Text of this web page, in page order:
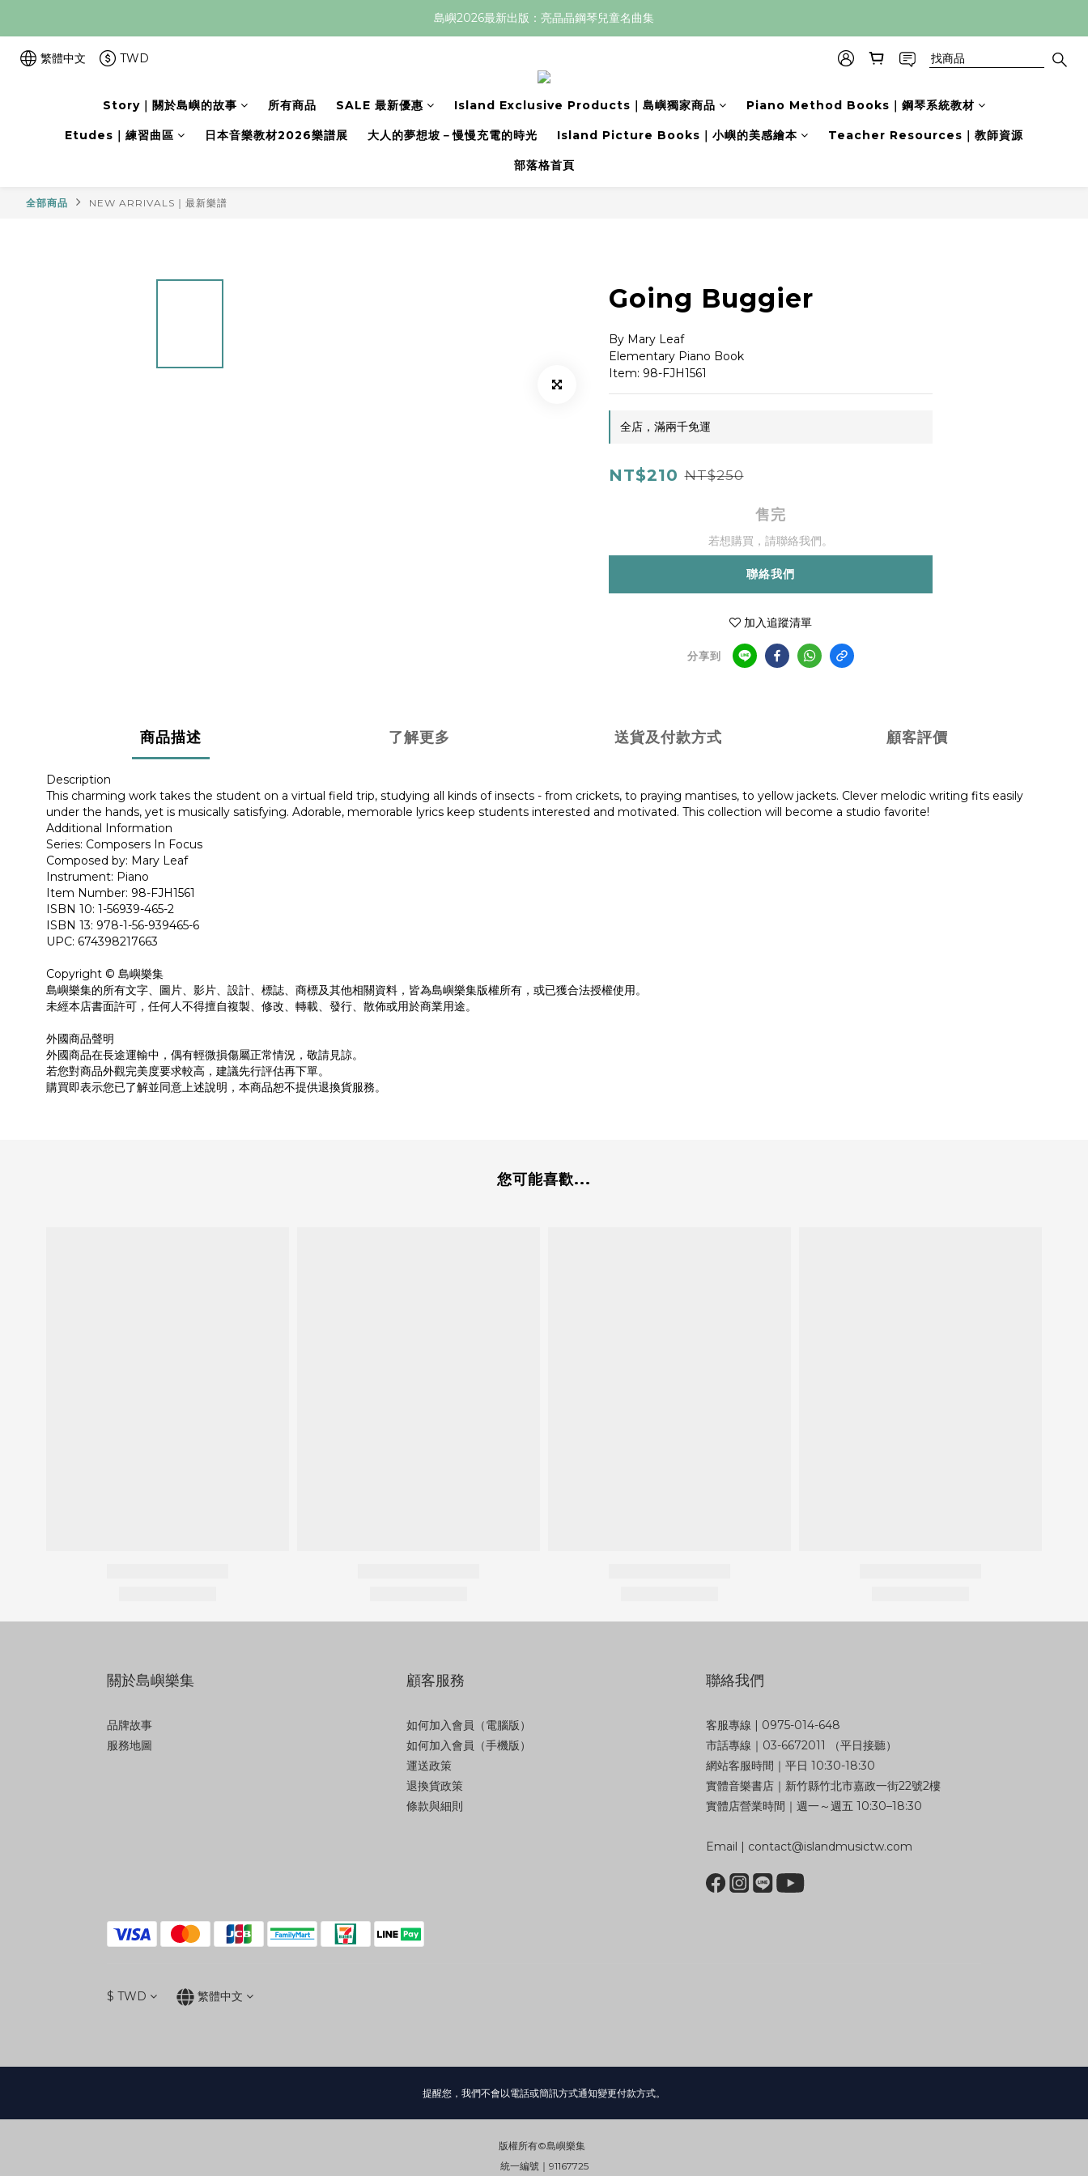
島嶼2026最新出版：亮晶晶鋼琴兒童名曲集
繁體中文 TWD
Story｜關於島嶼的故事 所有商品 SALE 最新優惠 Island Exclusive Products｜島嶼獨家商品 Piano Method Books｜鋼琴系統教材
Etudes｜練習曲區 日本音樂教材2026樂譜展 大人的夢想坡－慢慢充電的時光 Island Picture Books｜小嶼的美感繪本 Teacher Resources｜教師資源
部落格首頁
全部商品 NEW ARRIVALS｜最新樂譜
Going Buggier
By Mary Leaf
Elementary Piano Book
Item: 98-FJH1561
全店，滿兩千免運
NT$210 NT$250
售完
若想購買，請聯絡我們。
聯絡我們
加入追蹤清單
分享到
商品描述 了解更多 送貨及付款方式 顧客評價
Description
This charming work takes the student on a virtual field trip, studying all kinds of insects - from crickets, to praying mantises, to yellow jackets. Clever melodic writing fits easily
under the hands, yet is musically satisfying. Adorable, memorable lyrics keep students interested and motivated. This collection will become a studio favorite!
Additional Information
Series: Composers In Focus
Composed by: Mary Leaf
Instrument: Piano
Item Number: 98-FJH1561
ISBN 10: 1-56939-465-2
ISBN 13: 978-1-56-939465-6
UPC: 674398217663
Copyright © 島嶼樂集
島嶼樂集的所有文字、圖片、影片、設計、標誌、商標及其他相關資料，皆為島嶼樂集版權所有，或已獲合法授權使用。
未經本店書面許可，任何人不得擅自複製、修改、轉載、發行、散佈或用於商業用途。
外國商品聲明
外國商品在長途運輸中，偶有輕微損傷屬正常情況，敬請見諒。
若您對商品外觀完美度要求較高，建議先行評估再下單。
購買即表示您已了解並同意上述說明，本商品恕不提供退換貨服務。
您可能喜歡...
關於島嶼樂集
品牌故事
服務地圖
顧客服務
如何加入會員（電腦版）
如何加入會員（手機版）
運送政策
退換貨政策
條款與細則
聯絡我們
客服專線 | 0975-014-648
市話專線｜03-6672011 （平日接聽）
網站客服時間｜平日 10:30-18:30
實體音樂書店｜新竹縣竹北市嘉政一街22號2樓
實體店營業時間｜週一～週五 10:30–18:30
Email | contact@islandmusictw.com
$ TWD 繁體中文
提醒您，我們不會以電話或簡訊方式通知變更付款方式。
版權所有©島嶼樂集
統一編號｜91167725